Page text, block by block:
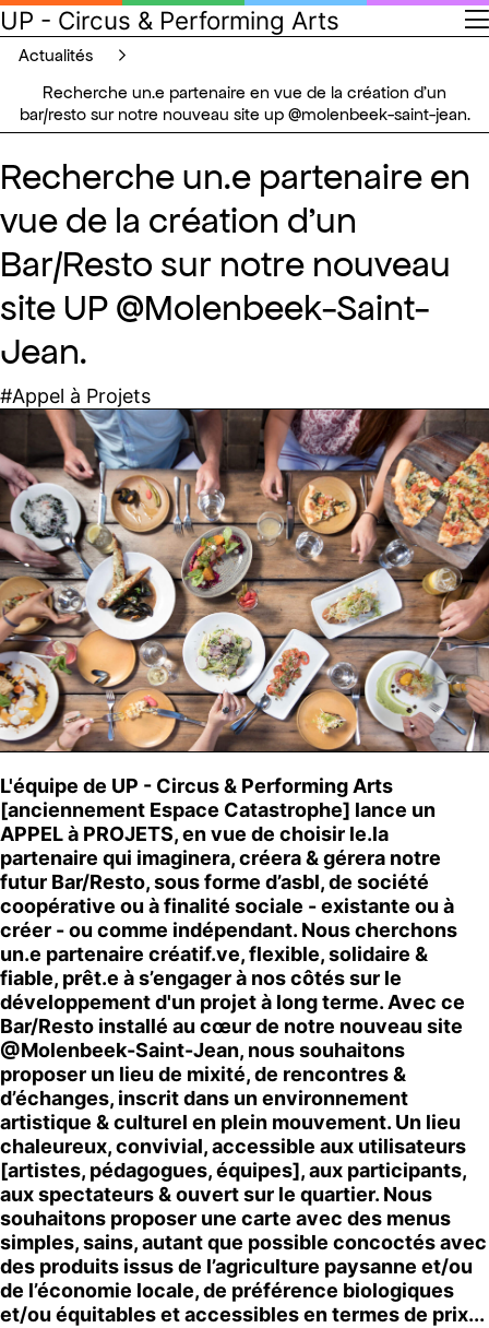
UP - Circus & Performing Arts
actualités
recherche un.e partenaire en vue de la création d’un
bar/resto sur notre nouveau site up @molenbeek-saint-jean.
Recherche un.e partenaire en
vue de la création d’un
Bar/Resto sur notre nouveau
site UP @Molenbeek-Saint-
Jean.
#Appel à Projets
L'équipe de UP - Circus & Performing Arts
[anciennement Espace Catastrophe] lance un
APPEL à PROJETS, en vue de choisir le.la
partenaire qui imaginera, créera & gérera notre
futur Bar/Resto, sous forme d’asbl, de société
coopérative ou à finalité sociale - existante ou à
créer - ou comme indépendant. Nous cherchons
un.e partenaire créatif.ve, flexible, solidaire &
fiable, prêt.e à s’engager à nos côtés sur le
développement d'un projet à long terme. Avec ce
Bar/Resto installé au cœur de notre nouveau site
@Molenbeek-Saint-Jean, nous souhaitons
proposer un lieu de mixité, de rencontres &
d’échanges, inscrit dans un environnement
artistique & culturel en plein mouvement. Un lieu
chaleureux, convivial, accessible aux utilisateurs
[artistes, pédagogues, équipes], aux participants,
aux spectateurs & ouvert sur le quartier. Nous
souhaitons proposer une carte avec des menus
simples, sains, autant que possible concoctés avec
des produits issus de l’agriculture paysanne et/ou
de l’économie locale, de préférence biologiques
et/ou équitables et accessibles en termes de prix...